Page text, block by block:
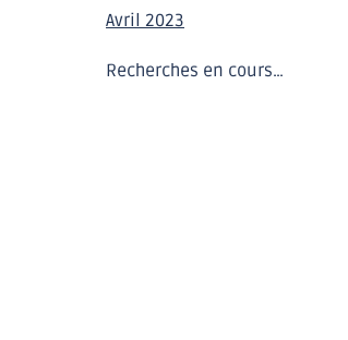
Avril 2023
Recherches en cours…